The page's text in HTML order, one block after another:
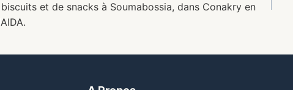
et de snacks à Soumabossia, dans Conakry en